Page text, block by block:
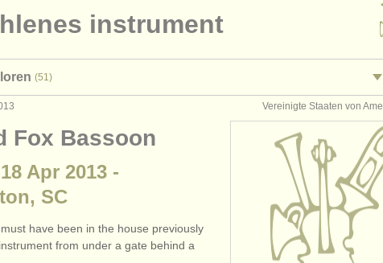
nachrichten in der klassischen musik
instrument
(51)
Vereinigte Staaten von
Fox Bassoon
Apr 2013 -
SC
have been in the house previously
from under a gate behind a